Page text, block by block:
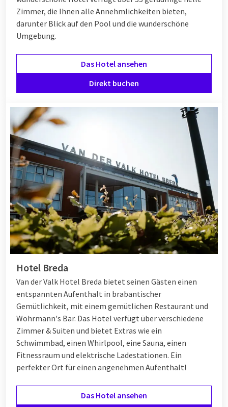
Zimmer, die Ihnen alle Annehmlichkeiten bieten,
darunter Blick auf den Pool und die wunderschöne
Umgebung.
Das Hotel ansehen
Direkt buchen
Hotel Breda
Van der Valk Hotel Breda bietet seinen Gästen einen
entspannten Aufenthalt in brabantischer
Gemütlichkeit, mit einem gemütlichen Restaurant und
Wohrmann's Bar. Das Hotel verfügt über verschiedene
Zimmer & Suiten und bietet Extras wie ein
Schwimmbad, einen Whirlpool, eine Sauna, einen
Fitnessraum und elektrische Ladestationen. Ein
perfekter Ort für einen angenehmen Aufenthalt!
Das Hotel ansehen